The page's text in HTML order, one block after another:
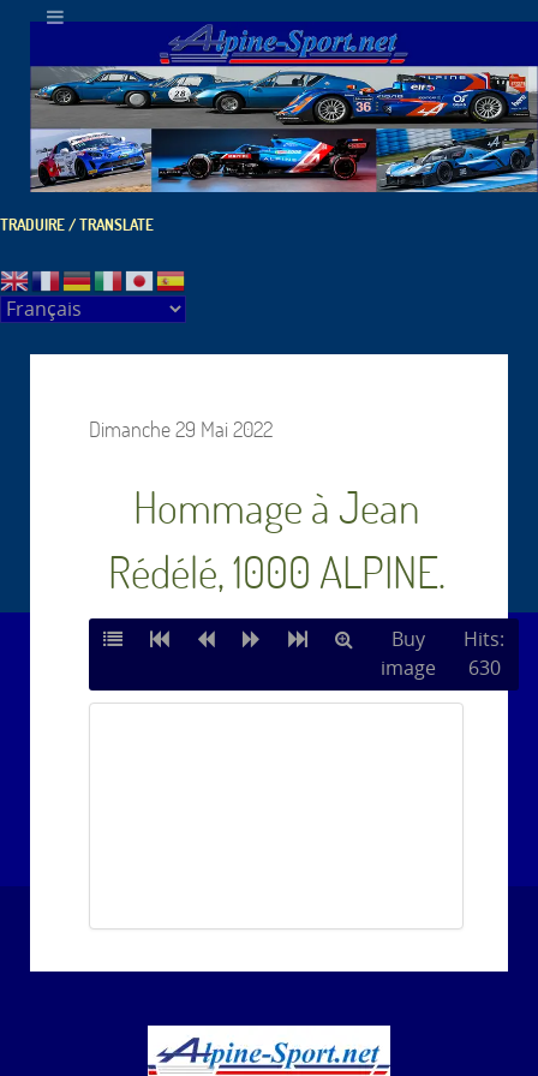
TRADUIRE / TRANSLATE
Dimanche 29 Mai 2022
Hommage à Jean
Rédélé, 1000 ALPINE.
Buy
image
Hits:
630